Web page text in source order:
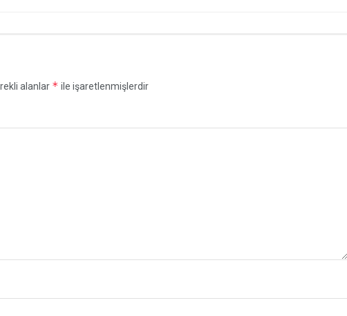
alanlar * ile işaretlenmişlerdir